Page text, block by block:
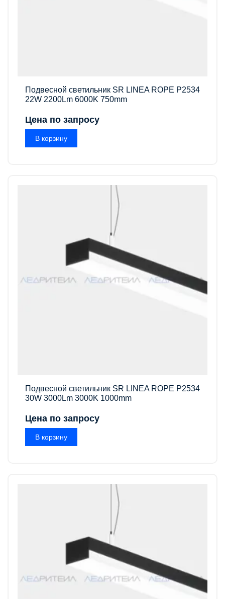
Подвесной светильник SR LINEA ROPE P2534
22W 2200Lm 6000K 750mm
Цена по запросу
В корзину
Подвесной светильник SR LINEA ROPE P2534
30W 3000Lm 3000K 1000mm
Цена по запросу
В корзину